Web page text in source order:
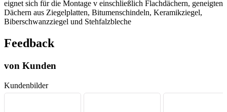
eignet sich für die Montage v einschließlich Flachdächern, geneigten
Dächern aus Ziegelplatten, Bitumenschindeln, Keramikziegel,
Biberschwanzziegel und Stehfalzbleche
Feedback
von Kunden
Kundenbilder